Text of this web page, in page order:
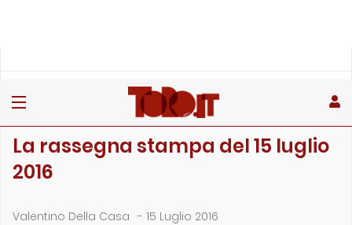
»
La rassegna stampa del 15 luglio
2016
Valentino Della Casa - 15 Luglio 2016